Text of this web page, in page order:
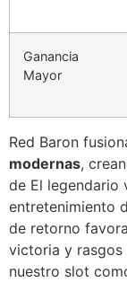
Ganancia
Mayor
Red Baron
modernas,
de El legendario
entretenimiento
de retorno
victoria y rasgos
nuestro slot